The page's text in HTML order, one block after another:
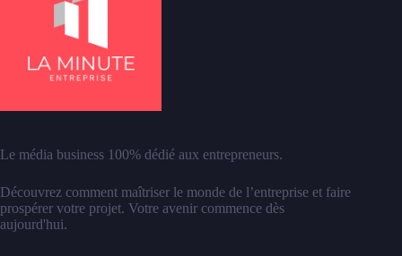
Le média business 100% dédié aux entrepreneurs.
Découvrez comment maîtriser le monde de l’entreprise et faire
prospérer votre projet. Votre avenir commence dès
aujourd'hui.